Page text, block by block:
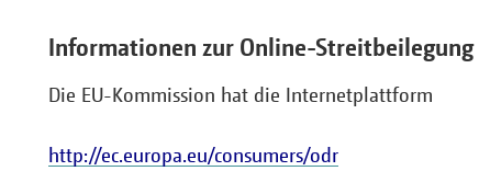
Informationen zur Online-Streitbeilegung
Die EU-Kommission hat die Internetplattform
http://ec.europa.eu/consumers/odr